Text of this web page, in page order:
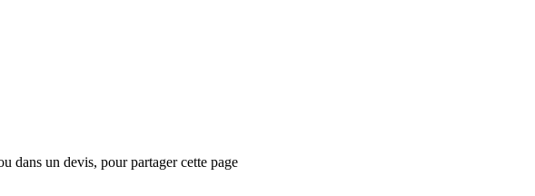
dans un devis, pour partager cette page